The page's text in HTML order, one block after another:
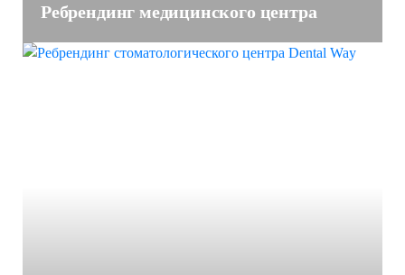
Ребрендинг медицинского центра